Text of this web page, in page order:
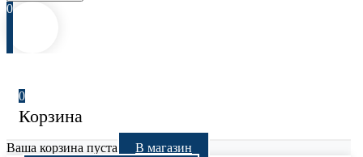
0
0
Корзина
Ваша корзина пуста В магазин